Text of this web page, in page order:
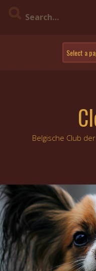
Belgische Club